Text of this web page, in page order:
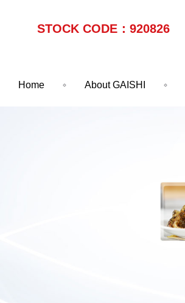
STOCK CODE：920826
Home About GAISHI